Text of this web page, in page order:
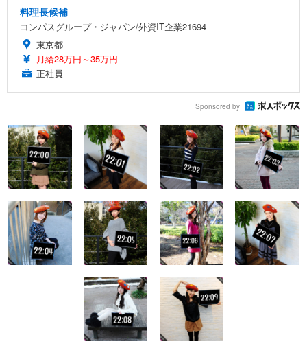
料理長候補
コンパスグループ・ジャパン/外資IT企業21694
東京都
月給28万円～35万円
正社員
Sponsored by